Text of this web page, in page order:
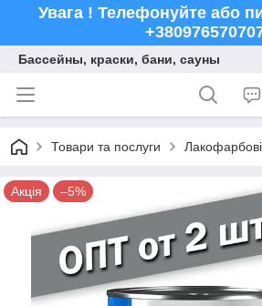
Увага ! Телефонуйте або
Бассейны, краски, бани, сауны
Товари та послуги
Акція –5%